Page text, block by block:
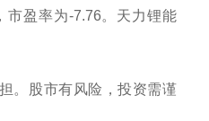
市盈率为-7.76。天力锂能
。股市有风险，投资需谨